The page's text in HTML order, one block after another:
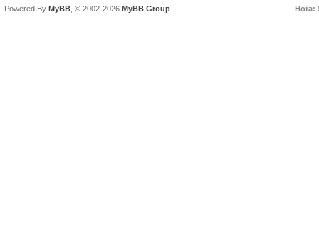
Hora:
Powered By MyBB , © 2002-2026 MyBB Group